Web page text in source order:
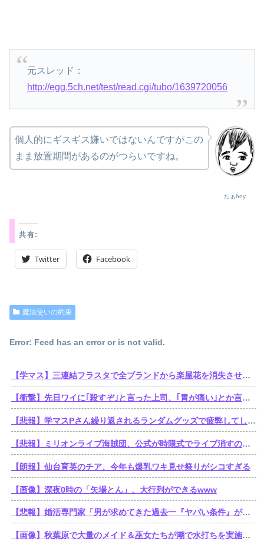
元スレッド：
http://egg.5ch.net/test/read.cgi/tubo/1639720056
たぁboy
個人的にギスギス嫌いではないんですがこの
まま放置期間があるのがつらいですね。
共有:
Twitter Facebook
魔法使いの約束
Error: Feed has an error or is not valid.
【学マス】三連結フラスタで全ブランドから楽屋花を消失させた訴訟おじさん遂に口を開くも他人事
【衝撃】先日ワイに｢殺すぞ｣と言った上司、｢胃が痛い｣とか言い出すｗｗｗｗｗ
【悲報】学マスPさん繰り返されるランダムグッズで疲弊してしまう
【悲報】ミリオンライブ海賊団、公式が時限式でライブ消すのでbilibili動画にアーカイブを残す。富・名声・力。他ブランドの金でこの世のすべてを手に入れた海賊王ミリオン・ライブ
【朗報】仙台育英のチア、今年も爆乳ワキ見せ祭りがシコすぎる
【画像】深夜0時の「矢場とん」、大行列ができるwww
【悲報】婚活専門家「男が求めてきた過去一『ヤバい条件』がこれｗ」
【画像】秋葉原で大量のメイド＆巫女たちが潮で水打ちを実施www